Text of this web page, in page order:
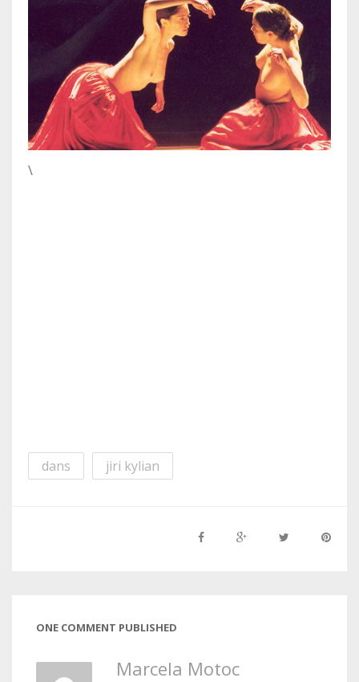
\
dans jiri kylian
ONE COMMENT PUBLISHED
Marcela Motoc